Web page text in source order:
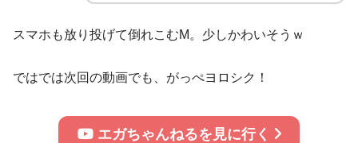
スマホも放り投げて倒れこむM。少しかわいそうｗ
ではでは次回の動画でも、がっぺヨロシク！
エガちゃんねるを見に行く